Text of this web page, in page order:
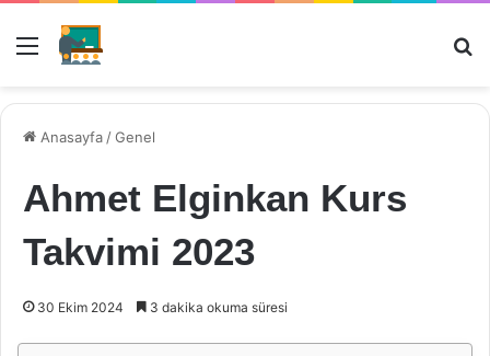
Menü
Anasayfa /Genel
Ahmet Elginkan Kurs
Takvimi 2023
30 Ekim 2024 3 dakika okuma süresi